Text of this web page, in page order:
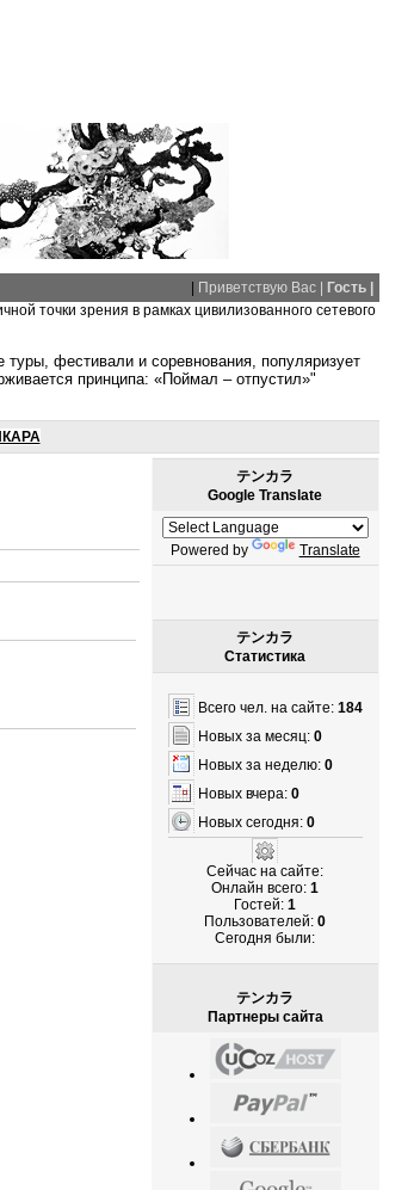
Приветствую Вас |
Гость |
точки зрения в рамках цивилизованного сетевого
фестивали и соревнования, популяризует
принципа: «Поймал – отпустил»"
テンカラ
Google Translate
Powered by Translate
テンカラ
Статистика
Всего чел. на сайте: 184
Новых за месяц:0
Новых за неделю:0
Новых вчера:0
Новых сегодня:0
Сейчас на сайте:
Онлайн всего:1
Гостей:1
Пользователей:0
Cегодня были:
テンカラ
Партнеры сайта